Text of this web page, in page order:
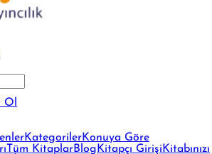
Ol
KategorilerKonuya Göre
Tüm KitaplarBlog Kitapçı Girişi Kitabınızı